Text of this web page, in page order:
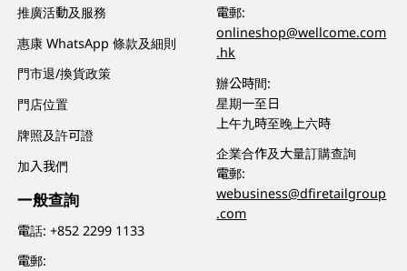
推廣活動及服務
惠康 WhatsApp 條款及細則
門市退/換貨政策
門店位置
牌照及許可證
加入我們
一般查詢
電話:+852 2299 1133
電郵:
電郵:
onlineshop@wellcome.com
.hk
辦公時間:
星期一至日
上午九時至晚上六時
企業合作及大量訂購查詢
電郵:
webusiness@dfiretailgroup
.com